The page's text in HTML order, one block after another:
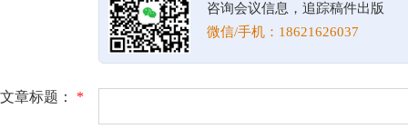
咨询会议信息，追踪稿件出版
微信/手机：18621626037
文章标题： *